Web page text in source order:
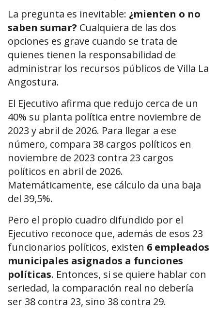
La pregunta es inevitable: ¿mienten o no
saben sumar? Cualquiera de las dos
opciones es grave cuando se trata de
quienes tienen la responsabilidad de
administrar los recursos públicos de Villa La
Angostura.
El Ejecutivo afirma que redujo cerca de un
40% su planta política entre noviembre de
2023 y abril de 2026. Para llegar a ese
número, compara 38 cargos políticos en
noviembre de 2023 contra 23 cargos
políticos en abril de 2026.
Matemáticamente, ese cálculo da una baja
del 39,5%.
Pero el propio cuadro difundido por el
Ejecutivo reconoce que, además de esos 23
funcionarios políticos, existen 6 empleados
municipales asignados a funciones
políticas. Entonces, si se quiere hablar con
seriedad, la comparación real no debería
ser 38 contra 23, sino 38 contra 29.